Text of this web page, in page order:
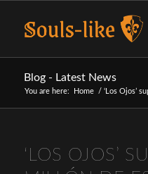
Blog - Latest News
You are here: Home / ‘Los Ojos’
‘LOS OJOS’